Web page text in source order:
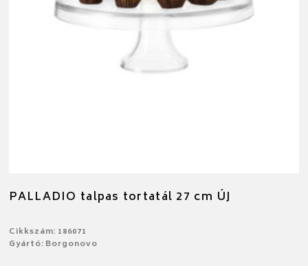
PALLADIO talpas tortatál 27 cm ÚJ
Cikkszám: 186071
Gyártó: Borgonovo